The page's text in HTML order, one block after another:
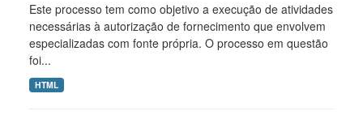
Este processo tem como objetivo a execução de atividades
necessárias à autorização de fornecimento que envolvem
especializadas com fonte própria. O processo em questão
foi...
HTML